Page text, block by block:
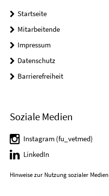
Startseite
Mitarbeitende
Impressum
Datenschutz
Barrierefreiheit
Soziale Medien
Instagram (fu_vetmed)
LinkedIn
Hinweise zur Nutzung sozialer Medien